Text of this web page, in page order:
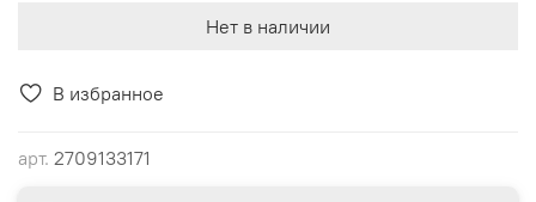
В избранное
арт. 2709133171
Нет в наличии